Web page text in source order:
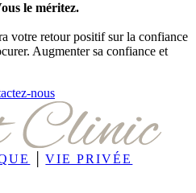
le méritez.
votre retour positif sur la confiance
Augmenter sa confiance et
nous
│VIE PRIVÉE